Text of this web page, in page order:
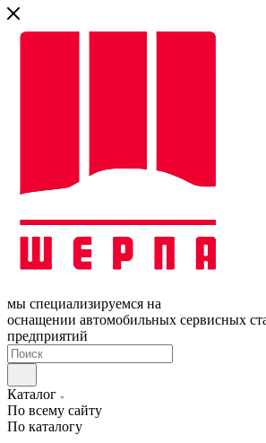
мы специализируемся на
оснащении автомобильных сервисных
предприятий
Каталог
По всему сайту
По каталогу